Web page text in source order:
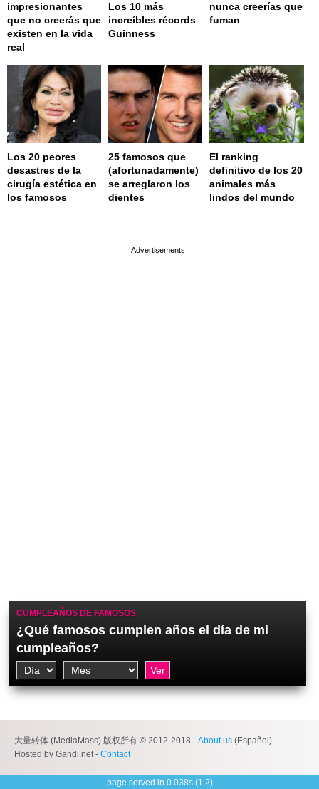
impresionantes
que no creerás que
existen en la vida
real
Los 10 más
increíbles récords
Guinness
nunca creerías que
fuman
Los 20 peores
desastres de la
cirugía estética en
los famosos
25 famosos que
(afortunadamente)
se arreglaron los
dientes
El ranking
definitivo de los 20
animales más
lindos del mundo
CUMPLEAÑOS DE FAMOSOS
¿Qué famosos cumplen años el día de mi
cumpleaños?
大量转体 (MediaMass) 版权所有 © 2012-2018 - About us (Español) -
Hosted by Gandi.net - Contact
page served in 0.038s (1,2)